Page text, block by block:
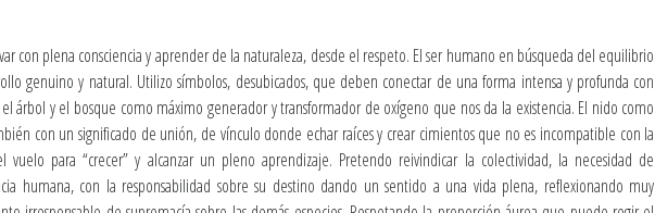
con plena consciencia y aprender de la naturaleza, desde el respeto. El ser humano en búsqueda del equilibrio
genuino y natural. Utilizo símbolos, desubicados, que deben conectar de una forma intensa y profunda con
árbol y el bosque como máximo generador y transformador de oxígeno que nos da la existencia. El nido como
con un significado de unión, de vínculo donde echar raíces y crear cimientos que no es incompatible con la
vuelo para “crecer” y alcanzar un pleno aprendizaje. Pretendo reivindicar la colectividad, la necesidad de
humana, con la responsabilidad sobre su destino dando un sentido a una vida plena, reflexionando muy